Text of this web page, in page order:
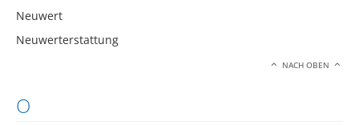
Neuwert
Neuwerterstattung
NACH OBEN
O